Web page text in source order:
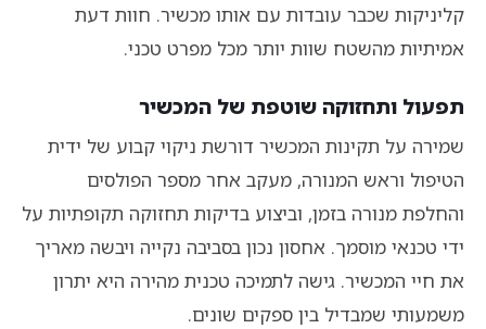
קליניקות שכבר עובדות עם אותו מכשיר. חוות דעת
אמיתיות מהשטח שוות יותר מכל מפרט טכני.
תפעול ותחזוקה שוטפת של המכשיר
שמירה על תקינות המכשיר דורשת ניקוי קבוע של ידית
הטיפול וראש המנורה, מעקב אחר מספר הפולסים
והחלפת מנורה בזמן, וביצוע בדיקות תחזוקה תקופתיות על
ידי טכנאי מוסמך. אחסון נכון בסביבה נקייה ויבשה מאריך
את חיי המכשיר. גישה לתמיכה טכנית מהירה היא יתרון
משמעותי שמבדיל בין ספקים שונים.